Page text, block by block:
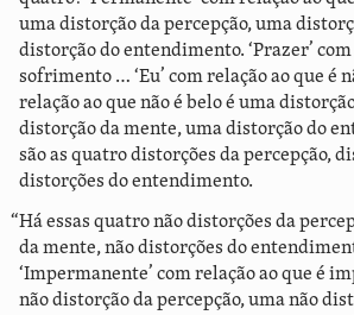
uma distorção da percepção, uma
distorção do entendimento. ‘Prazer’ com
sofrimento … ‘Eu’ com relação ao que é
relação ao que não é belo é uma
distorção da mente, uma distorção do
são as quatro distorções da percepção,
distorções do entendimento.
“Há essas quatro não distorções da
da mente, não distorções do
‘Impermanente’ com relação ao que é
não distorção da percepção, uma não